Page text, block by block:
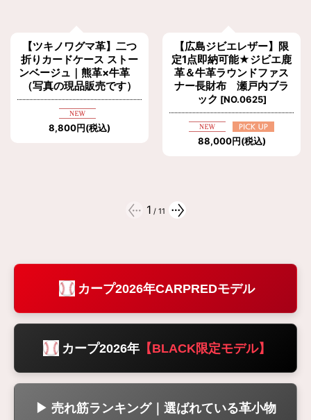
【ツキノワグマ革】二つ
折りカードケース ストー
ンベージュ｜熊革×牛革
（写真の現品販売です）
8,800円(税込)
【広島ジビエレザー】限
定1点即納可能★ジビエ鹿
革＆牛革ラウンドファス
ナー長財布 瀬戸内ブラ
ック [NO.0625]
88,000円(税込)
1 / 11
カープ2026年CARPREDモデル
カープ2026年【BLACK限定モデル】
▶ 売れ筋ランキング｜選ばれている革小物